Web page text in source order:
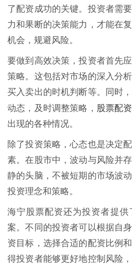
了配资成功的关键。投资者需
力和果断的决策能力，才能在
机会，规避风险。
要做到高效决策，投资者首先
策略。这包括对市场的深入分
买入卖出的时机判断等。同时
动态，及时调整策略， 股票配
出现的各种情况。
除了投资策略，心态也是决定
素。在股市中，波动与风险并
静的头脑，不被短期的市场波
投资理念和策略。
海宁股票配资还为投资者提
案。不同的投资者可以根据自
资目标，选择合适的配资比例
得投资者能够更好地控制风险